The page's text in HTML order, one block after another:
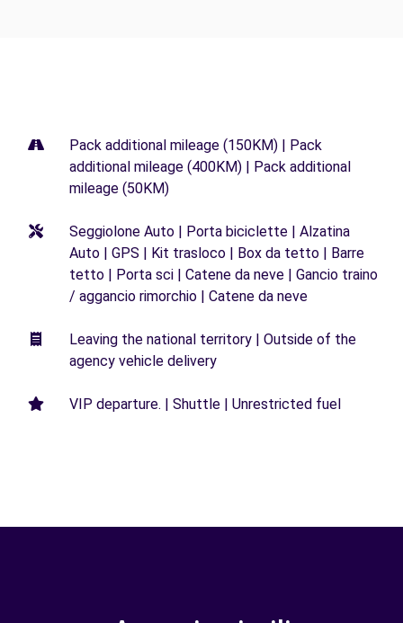
Pack additional mileage (150KM) | Pack
additional mileage (400KM) | Pack additional
mileage (50KM)
Seggiolone Auto | Porta biciclette | Alzatina
Auto | GPS | Kit trasloco | Box da tetto | Barre
tetto | Porta sci | Catene da neve | Gancio traino
/ aggancio rimorchio | Catene da neve
Leaving the national territory | Outside of the
agency vehicle delivery
VIP departure. | Shuttle | Unrestricted fuel